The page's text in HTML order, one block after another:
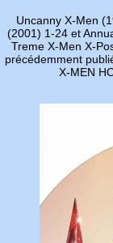
Uncanny X-Men
(2001) 1-24 et
Treme X-Men X-
précédemment
X-MEN